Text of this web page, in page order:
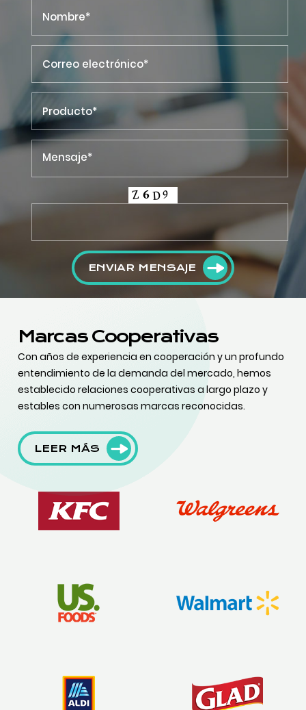
ENVIAR MENSAJE
Marcas Cooperativas
Con años de experiencia en cooperación y un profundo
entendimiento de la demanda del mercado, hemos
establecido relaciones cooperativas a largo plazo y
estables con numerosas marcas reconocidas.
LEER MÁS